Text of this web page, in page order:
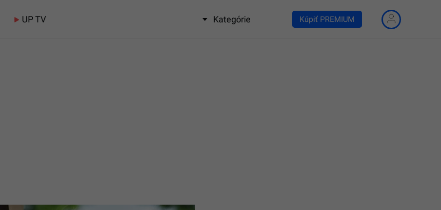
UP TV Kategórie Kúpiť PREMIUM